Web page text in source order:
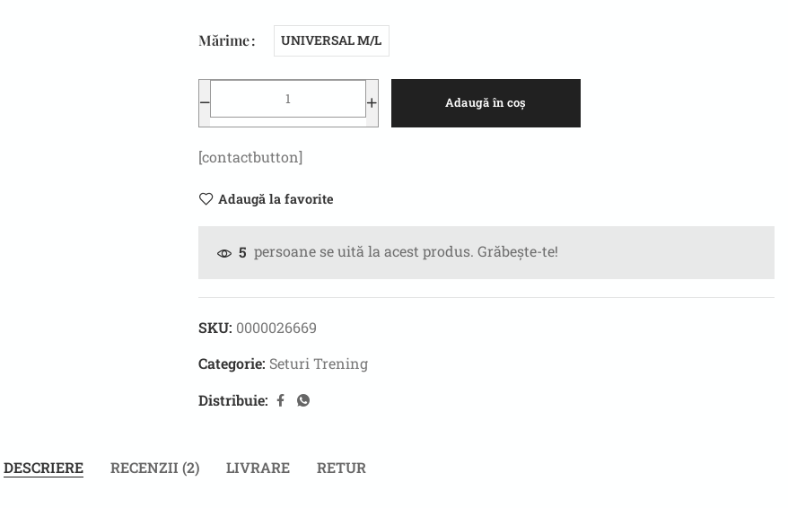
Mărime UNIVERSAL M/L
Adaugă în coș
[contactbutton]
Adaugă la favorite
5 persoane se uită la acest produs. Grăbește-te!
SKU: 0000026669
Categorie: Seturi Trening
Distribuie:
DESCRIERE RECENZII (2) LIVRARE RETUR